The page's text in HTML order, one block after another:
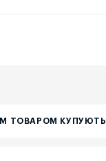
ТОВАРОМ КУПУЮТЬ